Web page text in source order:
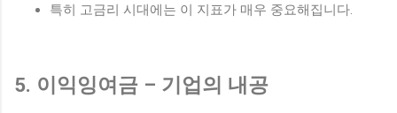
특히 고금리 시대에는 이 지표가 매우 중요해집니다.
5. 이익잉여금 – 기업의 내공